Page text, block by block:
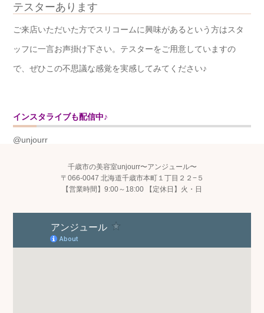
テスターあります
ご来店いただいた方でスリコームに興味があるという方はスタ
ッフに一言お声掛け下さい。テスターをご用意していますの
で、ぜひこの不思議な感覚を実感してみてください♪
インスタライブも配信中♪
@unjourr
千歳市の美容室unjourr〜アンジュール〜
〒066-0047 北海道千歳市本町１丁目２２−５
【営業時間】9:00～18:00 【定休日】火・日